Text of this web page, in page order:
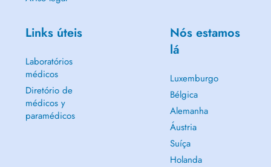
Links úteis
Laboratórios
médicos
Diretório de
médicos y
paramédicos
Nós estamos
lá
Luxemburgo
Bélgica
Alemanha
Áustria
Suíça
Holanda